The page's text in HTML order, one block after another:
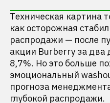
Техническая картина
как осторожная
распродажи — после
акции Burberry за два
8,7%. Но это больше
эмоциональный
прогноза
глубокой распродажи.